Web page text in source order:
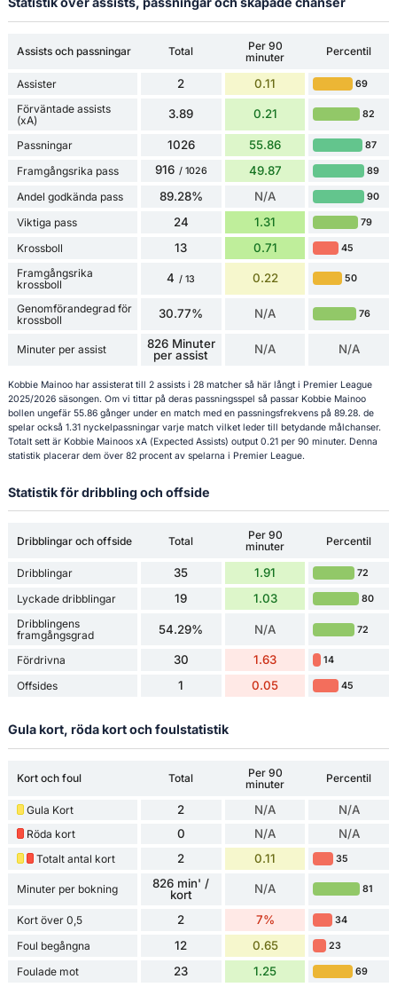
Assists och passningar Total
Per 90
minuter
Percentil
Assister 2 0.11 69
Förväntade assists
(xA)
3.89 0.21 82
Passningar 1026 55.86 87
Framgångsrika pass 916 / 1026 49.87 89
Andel godkända pass 89.28% N/A 90
Viktiga pass 24 1.31 79
Krossboll 13 0.71 45
Framgångsrika
krossboll
4 / 13 0.22 50
Genomförandegrad för
krossboll
30.77% N/A 76
Minuter per assist
826 Minuter
per assist
N/A N/A
Kobbie Mainoo har assisterat till 2 assists i 28 matcher så här långt i Premier League
2025/2026 säsongen. Om vi tittar på deras passningsspel så passar Kobbie Mainoo
bollen ungefär 55.86 gånger under en match med en passningsfrekvens på 89.28. de
spelar också 1.31 nyckelpassningar varje match vilket leder till betydande målchanser.
Totalt sett är Kobbie Mainoos xA (Expected Assists) output 0.21 per 90 minuter. Denna
statistik placerar dem över 82 procent av spelarna i Premier League.
Statistik för dribbling och offside
Dribblingar och offside Total
Per 90
minuter
Percentil
Dribblingar 35 1.91 72
Lyckade dribblingar 19 1.03 80
Dribblingens
framgångsgrad
54.29% N/A 72
Fördrivna 30 1.63 14
Offsides 1 0.05 45
Gula kort, röda kort och foulstatistik
Kort och foul Total
Per 90
minuter
Percentil
Gula Kort 2 N/A N/A
Röda kort 0 N/A N/A
Totalt antal kort 2 0.11 35
Minuter per bokning
826 min' /
kort
N/A 81
Kort över 0,5 2 7% 34
Foul begångna 12 0.65 23
Foulade mot 23 1.25 69